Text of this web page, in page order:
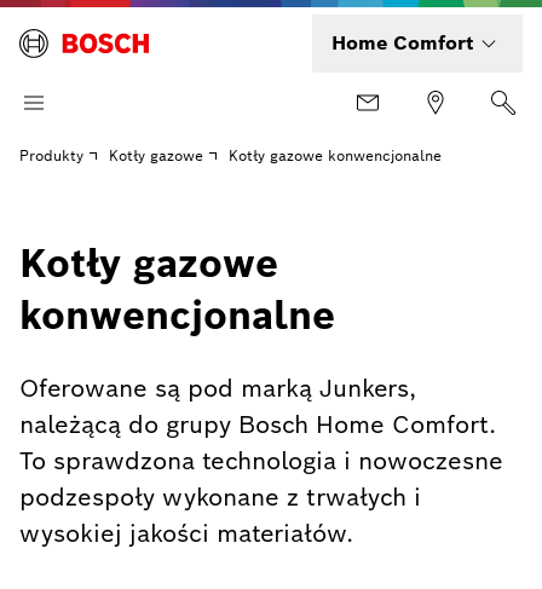
Home Comfort
Produkty Kotły gazowe Kotły gazowe konwencjonalne
Kotły gazowe
konwencjonalne
Oferowane są pod marką Junkers,
należącą do grupy Bosch Home Comfort.
To sprawdzona technologia i nowoczesne
podzespoły wykonane z trwałych i
wysokiej jakości materiałów.